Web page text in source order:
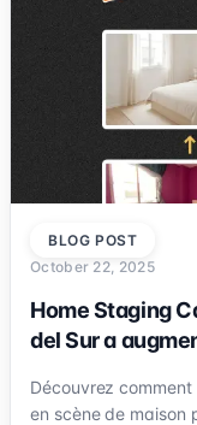
BLOG POST
October 22, 2025
Home Staging
del Sur a
Découvrez
en scène de maison